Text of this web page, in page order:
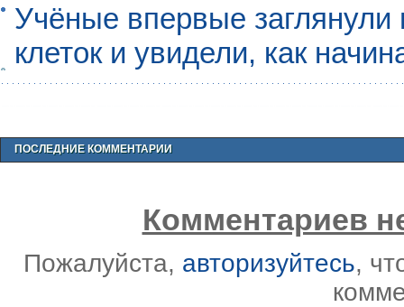
Учёные впервые
клеток и увидели, как
ПОСЛЕДНИЕ КОММЕНТАРИИ
Комментариев
Пожалуйста, авторизуйтесь,